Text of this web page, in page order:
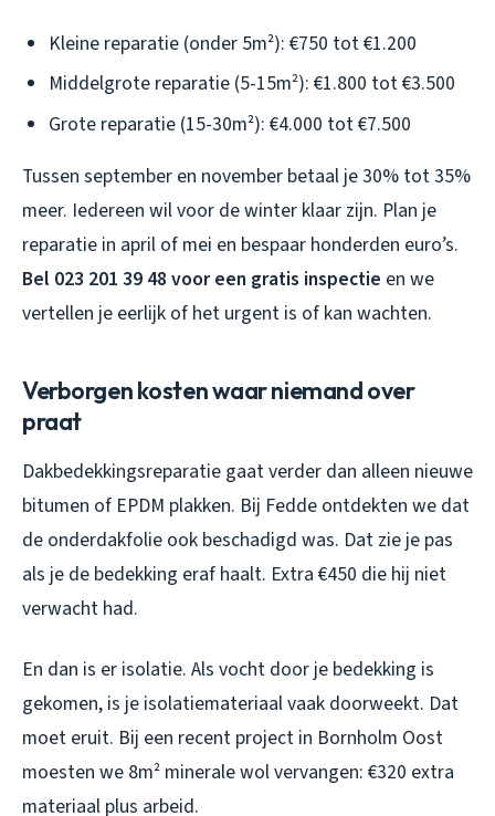
Kleine reparatie (onder 5m²): €750 tot €1.200
Middelgrote reparatie (5-15m²): €1.800 tot €3.500
Grote reparatie (15-30m²): €4.000 tot €7.500
Tussen september en november betaal je 30% tot 35%
meer. Iedereen wil voor de winter klaar zijn. Plan je
reparatie in april of mei en bespaar honderden euro’s.
Bel 023 201 39 48 voor een gratis inspectie en we
vertellen je eerlijk of het urgent is of kan wachten.
Verborgen kosten waar niemand over
praat
Dakbedekkingsreparatie gaat verder dan alleen nieuwe
bitumen of EPDM plakken. Bij Fedde ontdekten we dat
de onderdakfolie ook beschadigd was. Dat zie je pas
als je de bedekking eraf haalt. Extra €450 die hij niet
verwacht had.
En dan is er isolatie. Als vocht door je bedekking is
gekomen, is je isolatiemateriaal vaak doorweekt. Dat
moet eruit. Bij een recent project in Bornholm Oost
moesten we 8m² minerale wol vervangen: €320 extra
materiaal plus arbeid.